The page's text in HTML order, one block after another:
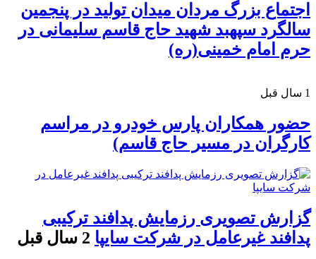
اجتماع بزرگ مردان میدان تولید در پنجمین
سالگرد سپهبد شهید حاج قاسم سلیمانی در
حرم امام خمینی(ره)
1 سال قبل
حضور همکاران پارس خودرو در مراسم
کارگران در مسیر حاج قاسم)
گزارش تصویری رزمایش پدافند ترکیبی
پدافند غیرعامل در شرکت سایپا 2 سال قبل